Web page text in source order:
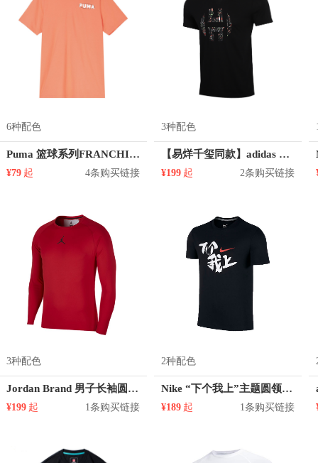
6种配色
Puma 篮球系列FRANCHISE印花纯棉圆领正肩短袖T恤 男女同款 530511
¥79 起 4条购买链接
3种配色
【易烊千玺同款】adidas 哈登透气纯棉篮球文化短袖T恤 FM4786
¥199 起 2条购买链接
3种配色
Jordan Brand 男子长袖圆领T恤 878387
¥199 起 1条购买链接
2种配色
Nike “下个我上”主题圆领短袖T恤 AH7774
¥189 起 1条购买链接